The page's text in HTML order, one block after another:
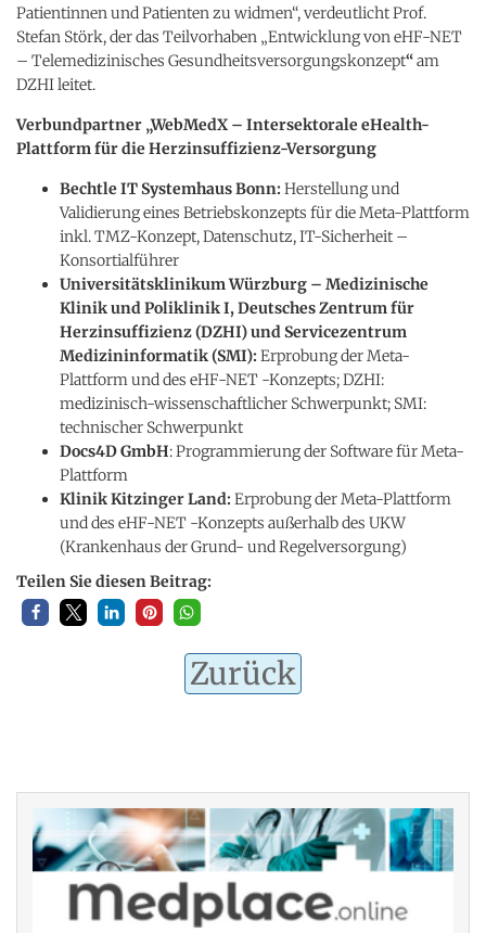
Patientinnen und Patienten zu widmen“, verdeutlicht Prof.
Stefan Störk, der das Teilvorhaben „Entwicklung von eHF-NET
– Telemedizinisches Gesundheitsversorgungskonzept“am
DZHI leitet.
Verbundpartner „WebMedX – Intersektorale eHealth-
Plattform für die Herzinsuffizienz-Versorgung
Bechtle IT Systemhaus Bonn:Herstellung und
Validierung eines Betriebskonzepts für die Meta-Plattform
inkl. TMZ-Konzept, Datenschutz, IT-Sicherheit –
Konsortialführer
Universitätsklinikum Würzburg – Medizinische
Klinik und Poliklinik I, Deutsches Zentrum für
Herzinsuffizienz (DZHI) und Servicezentrum
Medizininformatik (SMI):Erprobung der Meta-
Plattform und des eHF-NET -Konzepts; DZHI:
medizinisch-wissenschaftlicher Schwerpunkt; SMI:
technischer Schwerpunkt
Docs4D GmbH: Programmierung der Software für Meta-
Plattform
Klinik Kitzinger Land:Erprobung der Meta-Plattform
und des eHF-NET -Konzepts außerhalb des UKW
(Krankenhaus der Grund- und Regelversorgung)
Teilen Sie diesen Beitrag:
Zurück